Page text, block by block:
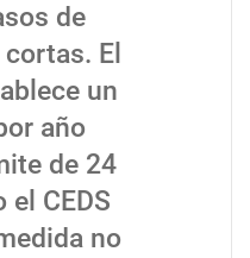
de
El
un
año
de 24
el CEDS
no